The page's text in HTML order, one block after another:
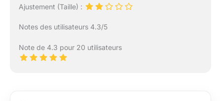
Ajustement (Taille) :
Notes des utilisateurs 4.3/5
Note de 4.3 pour 20 utilisateurs